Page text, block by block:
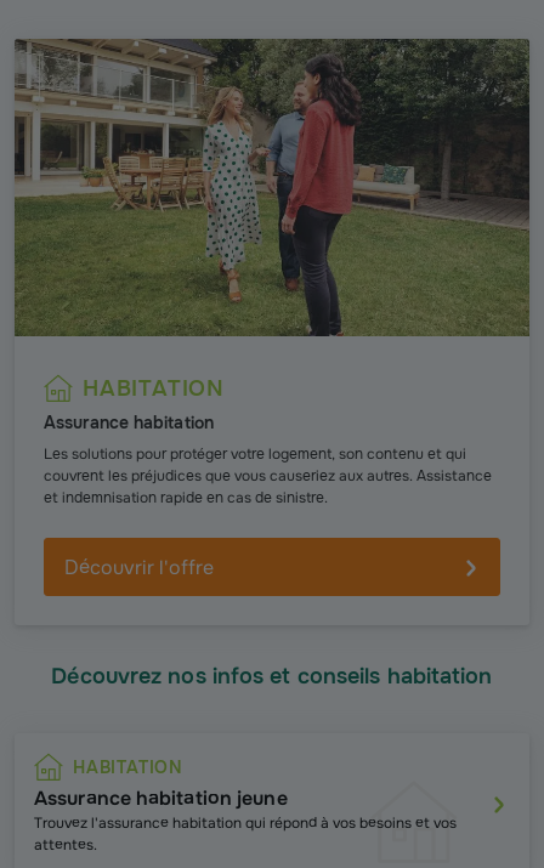
HABITATION
Assurance habitation
Les solutions pour protéger votre logement, son contenu et qui
couvrent les préjudices que vous causeriez aux autres. Assistance
et indemnisation rapide en cas de sinistre.
Découvrir l'offre
Découvrez nos infos et conseils habitation
HABITATION
Assurance habitation jeune
Trouvez l'assurance habitation qui répond à vos besoins et vos
attentes.